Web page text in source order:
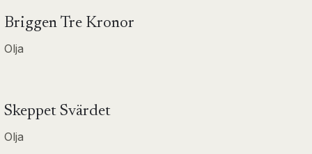
Briggen Tre Kronor
Olja
Skeppet Svärdet
Olja